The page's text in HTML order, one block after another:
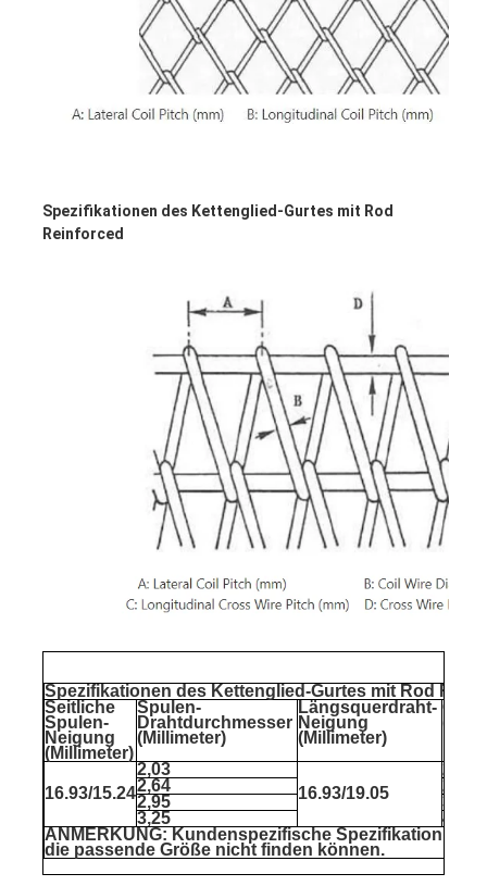
Spezifikationen des Kettenglied-Gurtes mit Rod
Reinforced
Spezifikationen des Kettenglied-Gurtes mit Rod
Seitliche
Spulen-
Neigung
(Millimeter)
Spulen-
Drahtdurchmesser
(Millimeter)
Längsquerdraht-
Neigung
(Millimeter)
16.93/15.24
2,03
16.93/19.05
2,64
2,64
2,95
2,95
3,25
3,25
4,06
ANMERKUNG: Kundenspezifische Spezifikation ist
die passende Größe nicht finden können.